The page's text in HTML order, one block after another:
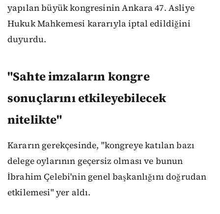
yapılan büyük kongresinin Ankara 47. Asliye
Hukuk Mahkemesi kararıyla iptal edildiğini
duyurdu.
"Sahte imzaların kongre
sonuçlarını etkileyebilecek
nitelikte"
Kararın gerekçesinde, "kongreye katılan bazı
delege oylarının geçersiz olması ve bunun
İbrahim Çelebi'nin genel başkanlığını doğrudan
etkilemesi" yer aldı.